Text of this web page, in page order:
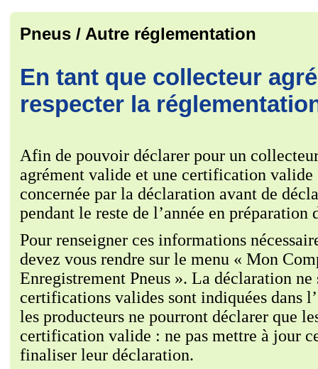
Pneus / Autre réglementation
En tant que collecteur
respecter la
Afin de pouvoir déclarer pour un
agrément valide et une certification
concernée par la déclaration avant de
pendant le reste de l’année en
Pour renseigner ces informations
devez vous rendre sur le menu « Mon
Enregistrement Pneus ». La déclaration ne
certifications valides sont indiquées dans
les producteurs ne pourront déclarer que
certification valide : ne pas mettre à jour
finaliser leur déclaration.